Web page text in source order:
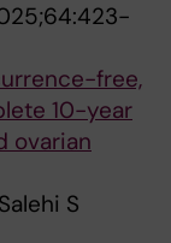
free,
10-year
ovarian
S